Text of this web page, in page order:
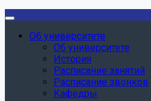
Об университете
Об университете
История
Расписание занятий
Расписание звонков
Кафедры